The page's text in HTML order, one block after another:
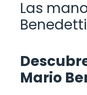
Las
Benedetti
Mario